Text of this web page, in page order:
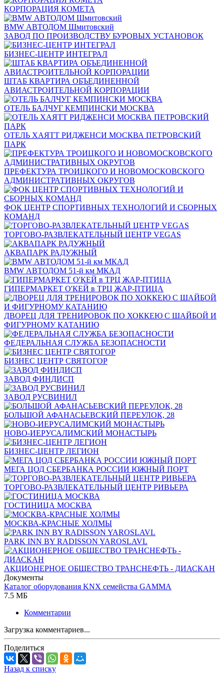
КОРПОРАЦИЯ КОМЕТА
BMW АВТОДОМ Шмитовский
ЗАВОД ПО ПРОИЗВОДСТВУ БУРОВЫХ УСТАНОВОК
БИЗНЕС-ЦЕНТР ИНТЕГРАЛ
ШТАБ КВАРТИРА ОБЪЕДИНЕННОЙ
АВИАСТРОИТЕЛЬНОЙ КОРПОРАЦИИ
ОТЕЛЬ БАЛЧУГ КЕМПИНСКИ МОСКВА
ОТЕЛЬ ХАЯТТ РИДЖЕНСИ МОСКВА ПЕТРОВСКИЙ
ПАРК
ПРЕФЕКТУРА ТРОИЦКОГО И НОВОМОСКОВСКОГО
АДМИНИСТРАТИВНЫХ ОКРУГОВ
ФОК ЦЕНТР СПОРТИВНЫХ ТЕХНОЛОГИЙ И СБОРНЫХ
КОМАНД
ТОРГОВО-РАЗВЛЕКАТЕЛЬНЫЙ ЦЕНТР VEGAS
АКВАПАРК РАДУЖНЫЙ
BMW АВТОДОМ 51-й км МКАД
ГИПЕРМАРКЕТ О'КЕЙ в ТРЦ ЖАР-ПТИЦА
ДВОРЕЦ ДЛЯ ТРЕНИРОВОК ПО ХОККЕЮ С ШАЙБОЙ И
ФИГУРНОМУ КАТАНИЮ
ФЕДЕРАЛЬНАЯ СЛУЖБА БЕЗОПАСНОСТИ
БИЗНЕС ЦЕНТР СВЯТОГОР
ЗАВОД ФИНДИСП
ЗАВОД РУСВИНИЛ
БОЛЬШОЙ АФАНАСЬЕВСКИЙ ПЕРЕУЛОК, 28
НОВО-ИЕРУСАЛИМСКИЙ МОНАСТЫРЬ
БИЗНЕС-ЦЕНТР ЛЕГИОН
МЕГА ЦОД СБЕРБАНКА РОССИИ ЮЖНЫЙ ПОРТ
ТОРГОВО-РАЗВЛЕКАТЕЛЬНЫЙ ЦЕНТР РИВЬЕРА
ГОСТИНИЦА МОСКВА
МОСКВА-КРАСНЫЕ ХОЛМЫ
PARK INN BY RADISSON YAROSLAVL
АКЦИОНЕРНОЕ ОБЩЕСТВО ТРАНСНЕФТЬ - ДИАСКАН
Документы
Каталог оборудования KNX семейства GAMMA
7.5 МБ
Комментарии
Загрузка комментариев...
Поделиться
Назад к списку